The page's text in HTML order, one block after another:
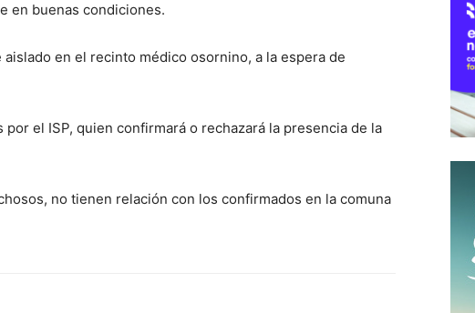
en buenas condiciones.
en el recinto médico osornino, a la espera de
el ISP, quien confirmará o rechazará la presencia de la
no tienen relación con los confirmados en la comuna